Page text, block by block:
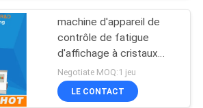
machine d'appareil de
contrôle de fatigue
d'affichage à cristaux
liquides de 75mm,
machine d'essai de
fatigue dynamique avec
Negotiate MOQ:1 jeu
LE CONTACT